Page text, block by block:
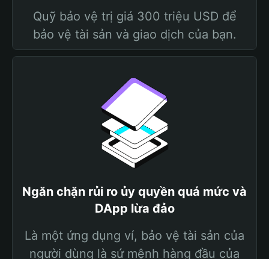
Quỹ bảo vệ trị giá 300 triệu USD để
bảo vệ tài sản và giao dịch của bạn.
Ngăn chặn rủi ro ủy quyền quá mức và
DApp lừa đảo
Là một ứng dụng ví, bảo vệ tài sản của
người dùng là sứ mệnh hàng đầu của